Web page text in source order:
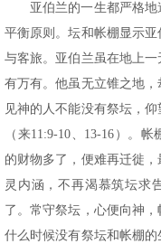
亚伯兰的一生都严格
平衡原则。坛和帐棚显示
与客旅。亚伯兰虽在地上
有万有。他虽无立锥之地
见神的人不能没有祭坛，
（来11:9-10、13-16）。
的财物多了，便难再迁徙
灵内涵，不再渴慕筑坛求
了。常守祭坛，心便向神，
什么时候没有祭坛和帐棚